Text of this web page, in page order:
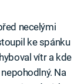
necelými
ke spánku
vítr a kde
Na